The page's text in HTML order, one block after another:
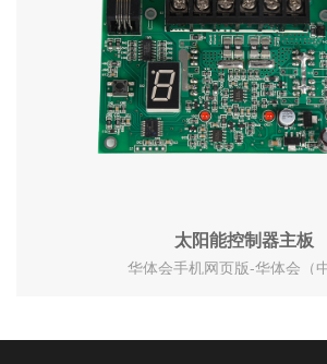
太阳能控制器主板
华体会手机网页版-华体会（中